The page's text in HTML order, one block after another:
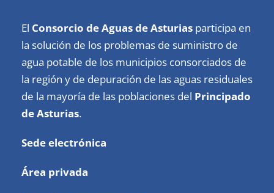
El Consorcio de Aguas de Asturias participa en
la solución de los problemas de suministro de
agua potable de los municipios consorciados de
la región y de depuración de las aguas residuales
de la mayoría de las poblaciones del Principado
de Asturias.
Sede electrónica
Área privada